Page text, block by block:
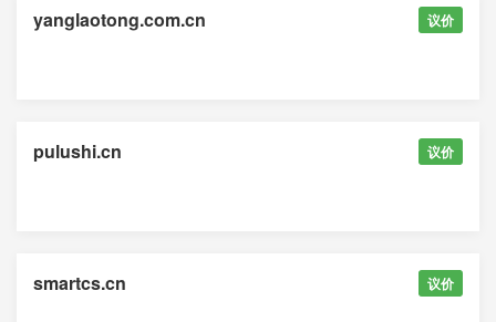
yanglaotong.com.cn 议价
pulushi.cn 议价
smartcs.cn 议价